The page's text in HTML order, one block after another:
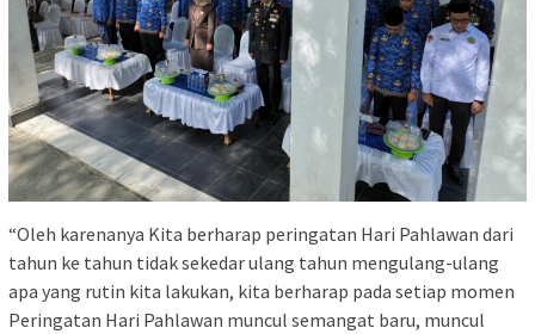
“Oleh karenanya Kita berharap peringatan Hari Pahlawan dari
tahun ke tahun tidak sekedar ulang tahun mengulang-ulang
apa yang rutin kita lakukan, kita berharap pada setiap momen
Peringatan Hari Pahlawan muncul semangat baru, muncul